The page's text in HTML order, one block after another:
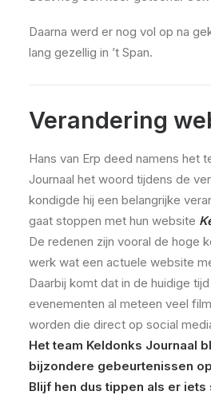
Daarna werd er nog vol op na
lang gezellig in ’t Span.
Verandering
Hans van Erp deed namens het
Journaal het woord tijdens de
kondigde hij een belangrijke
gaat stoppen met hun website
De redenen zijn vooral de hoge
werk wat een actuele website
Daarbij komt dat in de huidige
evenementen al meteen veel
worden die direct op social
Het team Keldonks Journaal
bijzondere gebeurtenissen
Blijf hen dus tippen als er iets